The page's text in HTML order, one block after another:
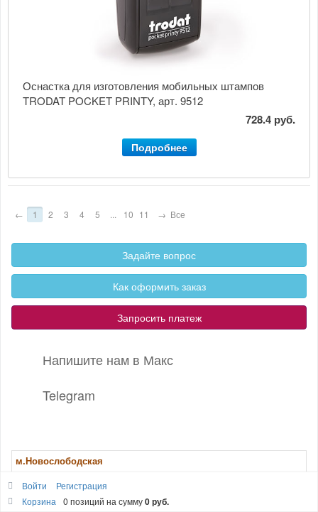
Оснастка для изготовления мобильных штампов
TRODAT POCKET PRINTY, арт. 9512
728.4 руб.
Подробнее
← 1 2 3 4 5 ... 10 11 → Все
Задайте вопрос
Как оформить заказ
Запросить платеж
Напишите нам в Макс
Telegram
м.Новослободская
Войти
Регистрация
Корзина
0 позиций на сумму0 руб.